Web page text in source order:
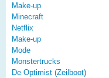
Make-up
Minecraft
Netflix
Make-up
Mode
Monstertrucks
De Optimist (Zeilboot)